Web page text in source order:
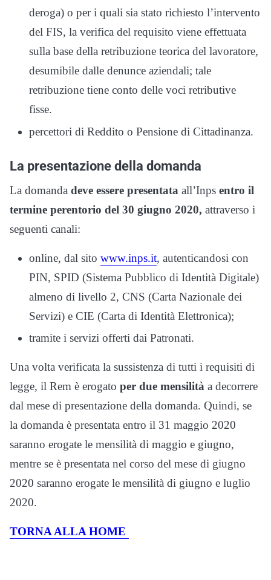
deroga) o per i quali sia stato richiesto l’intervento
del FIS, la verifica del requisito viene effettuata
sulla base della retribuzione teorica del lavoratore,
desumibile dalle denunce aziendali; tale
retribuzione tiene conto delle voci retributive
fisse.
percettori di Reddito o Pensione di Cittadinanza.
La presentazione della domanda
La domanda deve essere presentata all’Inps entro il
termine perentorio del 30 giugno 2020, attraverso i
seguenti canali:
online, dal sito www.inps.it, autenticandosi con
PIN, SPID (Sistema Pubblico di Identità Digitale)
almeno di livello 2, CNS (Carta Nazionale dei
Servizi) e CIE (Carta di Identità Elettronica);
tramite i servizi offerti dai Patronati.
Una volta verificata la sussistenza di tutti i requisiti di
legge, il Rem è erogato per due mensilità a decorrere
dal mese di presentazione della domanda. Quindi, se
la domanda è presentata entro il 31 maggio 2020
saranno erogate le mensilità di maggio e giugno,
mentre se è presentata nel corso del mese di giugno
2020 saranno erogate le mensilità di giugno e luglio
2020.
TORNA ALLA HOME